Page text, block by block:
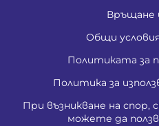
Връщане
Общи
Политиката за
Политика за
При възникване на спор,
можете да